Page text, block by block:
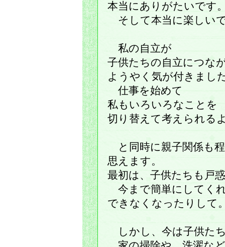
本当にありがたいです
そして本当に楽しい
私の自立が
子供たちの自立につな
ようやく気が付きまし
仕事を始めて
私もいろいろなことを
切り替えて考えられる
と同時に親子関係も
思えます。
最初は、子供たちも戸
今まで簡単にしてく
できなくなったりして
しかし、今は子供た